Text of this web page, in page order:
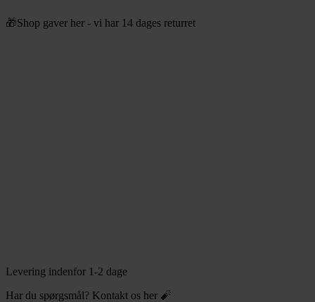
til
🎁Shop gaver her - vi har 14 dages returret
Levering indenfor 1-2 dage
Har du spørgsmål? Kontakt os her 🧨